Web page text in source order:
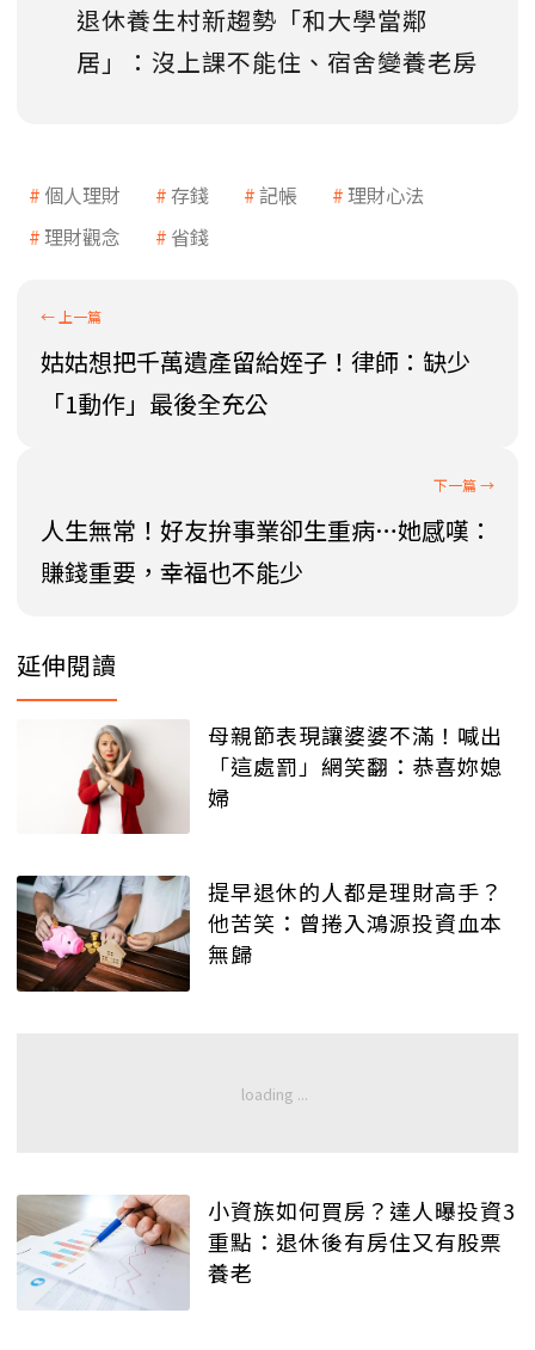
退休養生村新趨勢「和大學當鄰
居」：沒上課不能住、宿舍變養老房
個人理財 存錢 記帳
理財心法
理財觀念
省錢
姑姑想把千萬遺產留給姪子！律師：缺少
「1動作」最後全充公
人生無常！好友拚事業卻生重病…她感嘆：
賺錢重要，幸福也不能少
延伸閱讀
母親節表現讓婆婆不滿！喊出
「這處罰」網笑翻：恭喜妳媳
婦
提早退休的人都是理財高手？
他苦笑：曾捲入鴻源投資血本
無歸
小資族如何買房？達人曝投資3
重點：退休後有房住又有股票
養老